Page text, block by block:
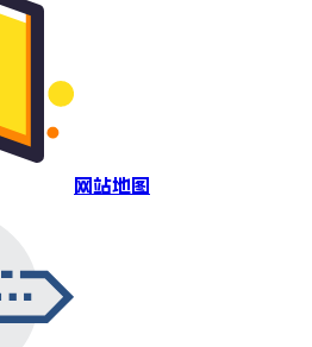
网站地图